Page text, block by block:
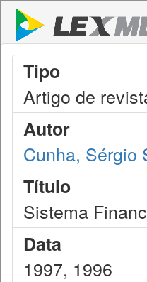
Tipo
Artigo de
Autor
Cunha, Sérgio
Título
Sistema
Data
1997, 1996